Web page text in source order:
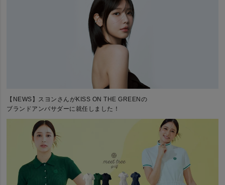
【NEWS】スヨンさんがKISS ON THE GREENの
ブランドアンバサダーに就任しました！